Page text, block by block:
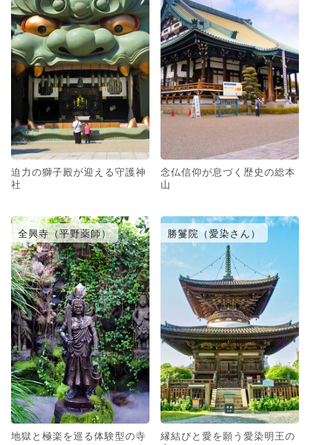
迫力の獅子殿が迎える守護神
社
念仏信仰が息づく歴史の総本
山
全興寺（平野薬師）
地獄と極楽を巡る体験型の寺
勝鬘院（愛染さん）
縁結びと愛を願う愛染明王の